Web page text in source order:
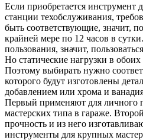
Если приобретается инструмент
станции техобслуживания,
быть соответствующие, значит,
крайней мере по 12 часов в
пользования, значит,
Но статические нагрузки в
Поэтому выбирать нужно
которого будут изготовлены
добавлением или хрома и
Первый применяют для личного
мастерских типа в гараже.
прочность и из него
инструменты для крупных